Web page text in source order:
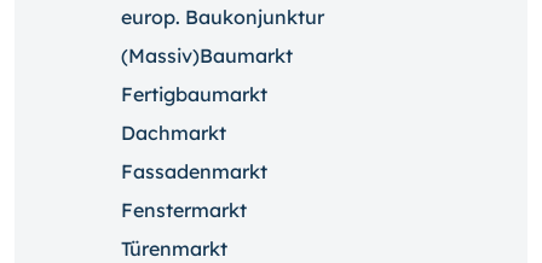
europ. Baukonjunktur
(Massiv)Baumarkt
Fertigbaumarkt
Dachmarkt
Fassadenmarkt
Fenstermarkt
Türenmarkt